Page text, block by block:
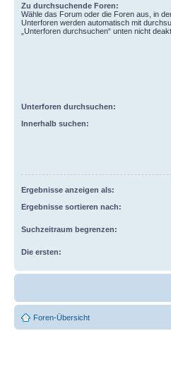
Zu durchsuchende Foren:
Wähle das Forum oder die Foren aus, in
Unterforen werden automatisch mit
„Unterforen durchsuchen“ unten nicht
Unterforen durchsuchen:
Innerhalb suchen:
Ergebnisse anzeigen als:
Ergebnisse sortieren nach:
Suchzeitraum begrenzen:
Die ersten:
Foren-Übersicht